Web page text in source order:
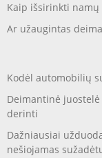
Kaip išsirinkti namų
Ar užaugintas
Kodėl automobilių
Deimantinė
derinti
Dažniausiai
nešiojamas